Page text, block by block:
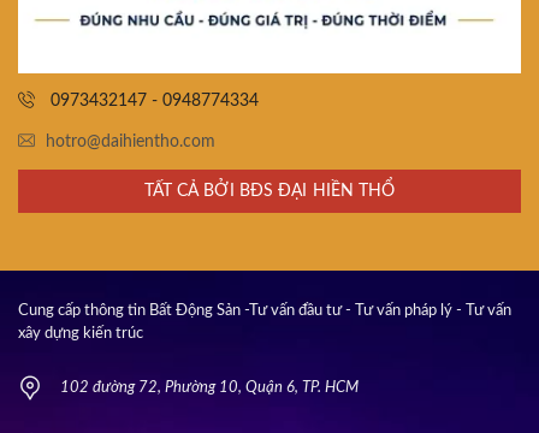
0973432147 - 0948774334
hotro@daihientho.com
TẤT CẢ BỞI BĐS ĐẠI HIỀN THỔ
Cung cấp thông tin Bất Động Sản -Tư vấn đầu tư - Tư vấn pháp lý - Tư vấn
xây dựng kiến trúc
102 đường 72, Phường 10, Quận 6, TP. HCM